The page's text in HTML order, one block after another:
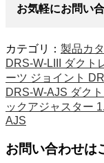
お気軽にお問い
カテゴリ： 製品カ
DRS-W-LIII ダクト
ーツ ジョイント
DRS-W-AJS ダク
ックアジャスター
AJS
お問い合わせは